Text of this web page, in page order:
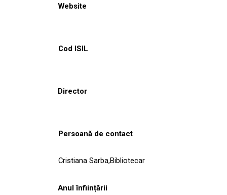
Website
Cod ISIL
Director
Persoană de contact
Cristiana Sarba,Bibliotecar
Anul înființării